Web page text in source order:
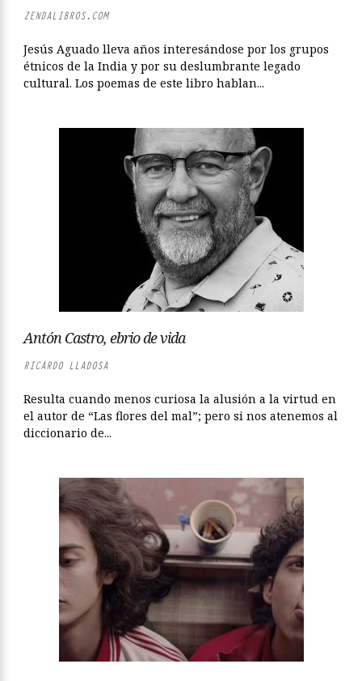
ZENDALIBROS.COM
Jesús Aguado lleva años interesándose por los grupos
étnicos de la India y por su deslumbrante legado
cultural. Los poemas de este libro hablan...
Antón Castro, ebrio de vida
RICARDO LLADOSA
Resulta cuando menos curiosa la alusión a la virtud en
el autor de “Las flores del mal”; pero si nos atenemos al
diccionario de...